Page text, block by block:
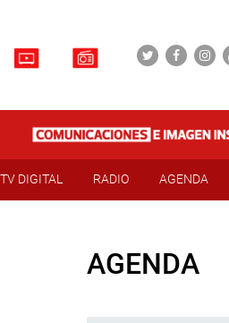
TV DIGITAL RADIO AGENDA
AGENDA